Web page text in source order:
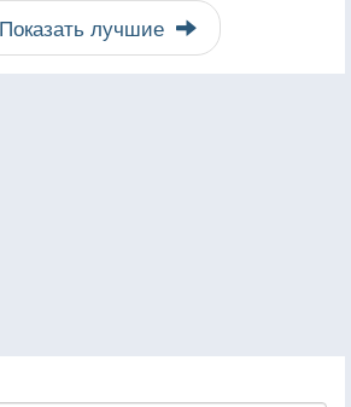
Показать лучшие